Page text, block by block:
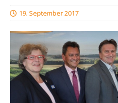
19. September 2017